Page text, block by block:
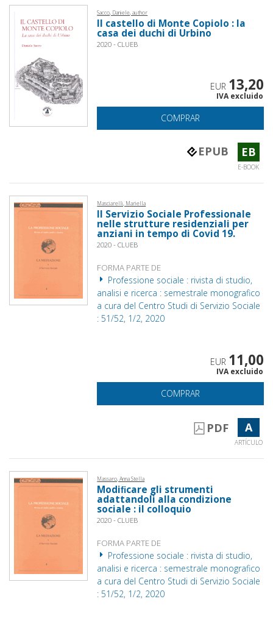
Sacco, Daniele, author
Il castello di Monte Copiolo : la
casa dei duchi di Urbino
2020 - CLUEB
EUR 13,20
IVA excluido
COMPRAR
EPUB EB
E-BOOK
Masciarelli, Mariella
Il Servizio Sociale Professionale
nelle strutture residenziali per
anziani in tempo di Covid 19.
2020 - CLUEB
FORMA PARTE DE
Professione sociale : rivista di studio,
analisi e ricerca : semestrale monografico
a cura del Centro Studi di Servizio Sociale
: 51/52, 1/2, 2020
EUR 11,00
IVA excluido
COMPRAR
PDF A
ARTÍCULO
Massaro, Anna Stella
Modiﬁcare gli strumenti
adattandoli alla condizione
sociale : il colloquio
2020 - CLUEB
FORMA PARTE DE
Professione sociale : rivista di studio,
analisi e ricerca : semestrale monografico
a cura del Centro Studi di Servizio Sociale
: 51/52, 1/2, 2020